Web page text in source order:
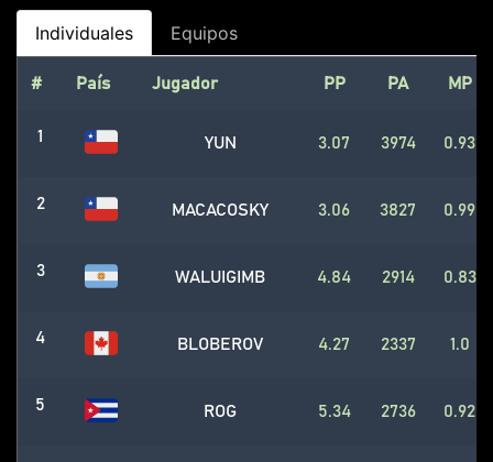
Individuales Equipos
# País Jugador PP PA MP
1 YUN 3.07 3974 0.93
2 MACACOSKY 3.06 3827 0.99
3 WALUIGIMB 4.84 2914 0.83
4 BLOBEROV 4.27 2337 1.0
5 ROG 5.34 2736 0.92